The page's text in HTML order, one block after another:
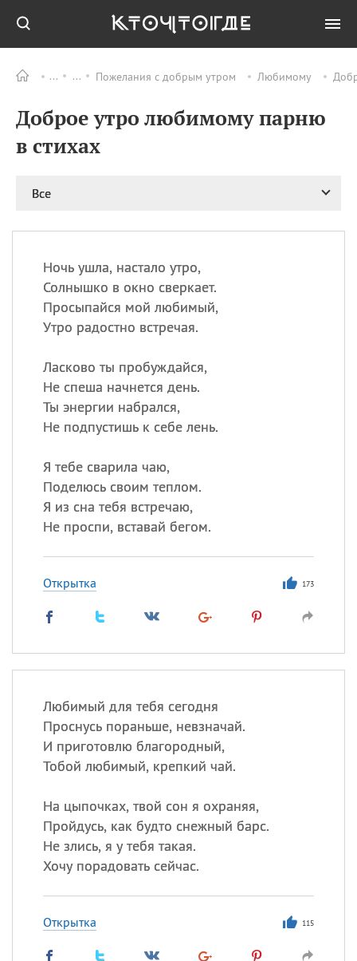
Пожелания с добрым утром Любимому
Доброе утро любимому парню
в стихах
Все
Ночь ушла, настало утро,
Солнышко в окно сверкает.
Просыпайся мой любимый,
Утро радостно встречая.
Ласково ты пробуждайся,
Не спеша начнется день.
Ты энергии набрался,
Не подпустишь к себе лень.
Я тебе сварила чаю,
Поделюсь своим теплом.
Я из сна тебя встречаю,
Не проспи, вставай бегом.
Открытка 173
Любимый для тебя сегодня
Проснусь пораньше, невзначай.
И приготовлю благородный,
Тобой любимый, крепкий чай.
На цыпочках, твой сон я охраняя,
Пройдусь, как будто снежный барс.
Не злись, я у тебя такая.
Хочу порадовать сейчас.
Открытка 115
ПРАЗДНИКИ Все
06.08 Преображение
Господне у западных
Романа и Давида
07.08
Национальный день
маяка
ИМЕНА
Сегодня празднуют именины
Анатолий
,
Посмотреть значениеи
происхождение